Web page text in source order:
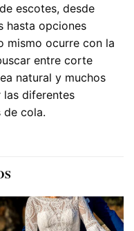
escotes, desde
hasta opciones
mismo ocurre con la
entre corte
natural y muchos
las diferentes
de cola.